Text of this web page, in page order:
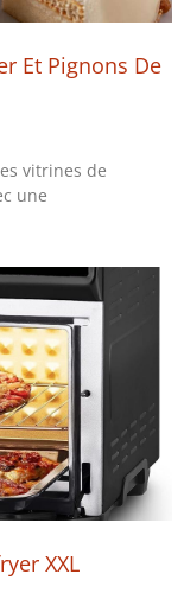
Et Pignons De
vitrines de
une
XXL